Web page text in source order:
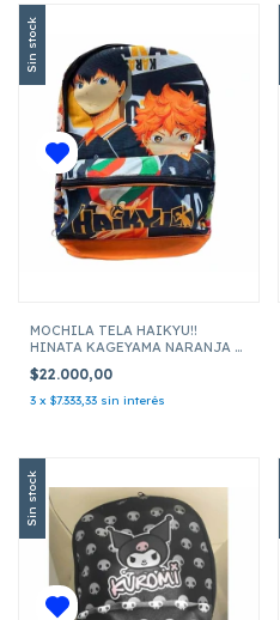
Sin stock
MOCHILA TELA HAIKYU!!
HINATA KAGEYAMA NARANJA Y
$22.000,00
3 x $7.333,33 sin interés
Sin stock